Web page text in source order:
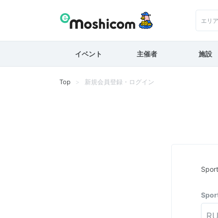
エリ
イベント 主催者 施設
Top 新規会員登録・ログイン